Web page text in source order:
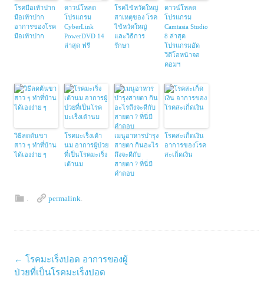
โรคมือเท้าปาก
มือเท้าปาก
อาการของโรค
มือเท้าปาก
ดาวน์โหลด
โปรแกรม
CyberLink
PowerDVD 14
ล่าสุด ฟรี
โรคไข้หวัดใหญ่
สาเหตุของ โรค
ไข้หวัดใหญ่
และวิธีการ
รักษา
ดาวน์โหลด
โปรแกรม
Camtasia Studio
8 ล่าสุด
โปรแกรมอัด
วีดีโอหน้าจอ
คอมฯ
วิธีลดต้นขา
สาว ๆ ทำที่บ้าน
ได้เองง่าย ๆ
โรคมะเร็งเต้า
นม อาการผู้ป่วย
ที่เป็นโรคมะเร็ง
เต้านม
เมนูอาหารบำรุง
สายตา กินอะไร
ถึงจะดีกับ
สายตา ? ที่นี่มี
คำตอบ
โรคสะเก็ดเงิน
อาการของโรค
สะเก็ดเงิน
permalink
Post
navigation
← โรคมะเร็งปอด อาการของผู้
ป่วยที่เป็นโรคมะเร็งปอด